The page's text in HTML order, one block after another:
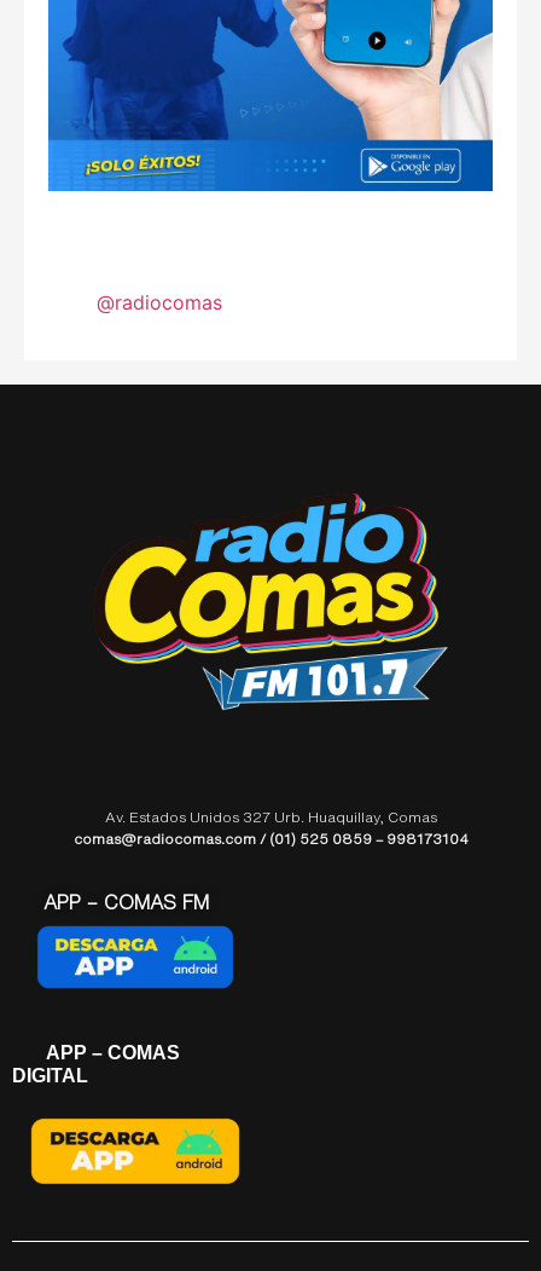
@radiocomas
Av. Estados Unidos 327 Urb. Huaquillay, Comas
comas@radiocomas.com / (01) 525 0859 – 998173104
APP – COMAS FM
APP – COMAS
DIGITAL